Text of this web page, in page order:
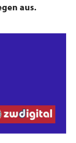
aus.